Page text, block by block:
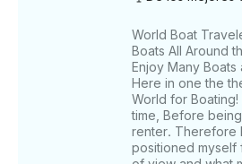
USCG y la FWC. Deberás
por separado, lo cual es un
que se te proporcionará una
las que elegir. El pago directo
PROPINA NO ESTÁ INCLUIDA
OBLIGATORIA. Solo si valoras
World Boat
Boats All Around
Enjoy Many Boats
Here in one the
World for Boating!
time, Before
renter. Therefore
positioned myself